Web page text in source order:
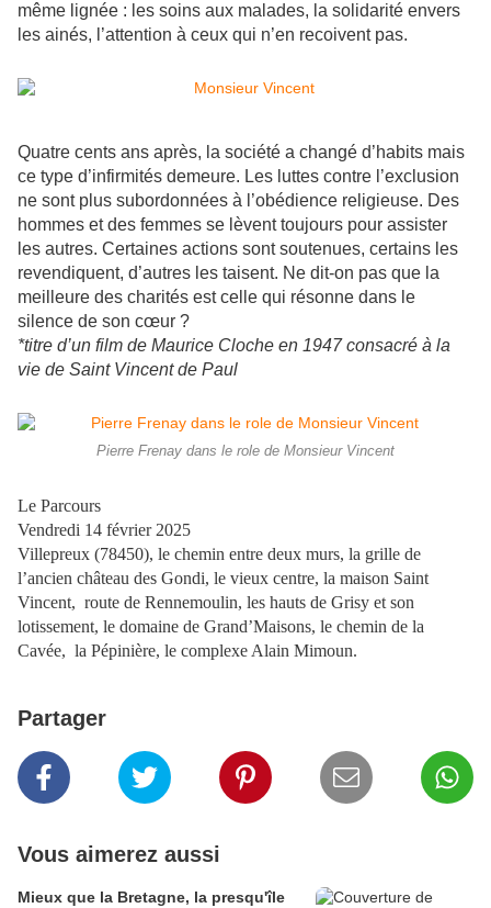
même lignée : les soins aux malades, la solidarité envers
les ainés, l’attention à ceux qui n’en recoivent pas.
Quatre cents ans après, la société a changé d’habits mais
ce type d’infirmités demeure. Les luttes contre l’exclusion
ne sont plus subordonnées à l’obédience religieuse. Des
hommes et des femmes se lèvent toujours pour assister
les autres. Certaines actions sont soutenues, certains les
revendiquent, d’autres les taisent. Ne dit-on pas que la
meilleure des charités est celle qui résonne dans le
silence de son cœur ?
*titre d’un film de Maurice Cloche en 1947 consacré à la
vie de Saint Vincent de Paul
Pierre Frenay dans le role de Monsieur Vincent
Le Parcours
Vendredi 14 février 2025
Villepreux (78450), le chemin entre deux murs, la grille de
l’ancien château des Gondi, le vieux centre, la maison Saint
Vincent, route de Rennemoulin, les hauts de Grisy et son
lotissement, le domaine de Grand’Maisons, le chemin de la
Cavée, la Pépinière, le complexe Alain Mimoun.
Partager
Vous aimerez aussi
Mieux que la Bretagne, la presqu'île